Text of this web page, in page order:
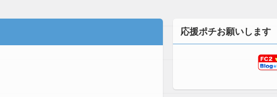
応援ポチお願いします